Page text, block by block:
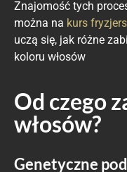
Znajomość tych
można na kurs
uczą się, jak różne
koloru włosów
Od czego
włosów?
Genetyczne